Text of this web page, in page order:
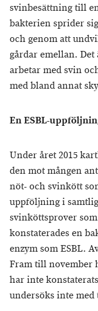
svinbesättning till
bakterien sprider
och genom att
gårdar emellan.
arbetar med svin
med bland annat
En ESBL-
Under året 2015
den mot mången
nöt- och svinkött
uppföljning i
svinköttsprover
konstaterades en
enzym som ESBL.
Fram till november
har inte
undersöks inte med